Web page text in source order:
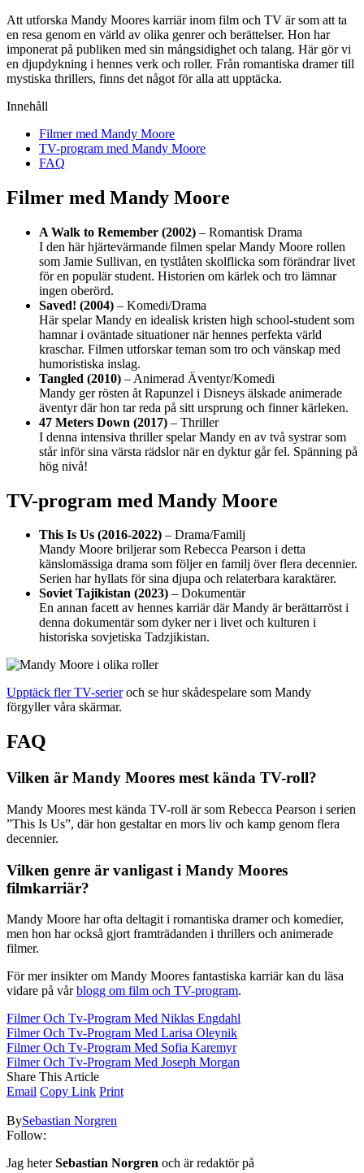
Att utforska Mandy Moores karriär inom film och TV är som att ta
en resa genom en värld av olika genrer och berättelser. Hon har
imponerat på publiken med sin mångsidighet och talang. Här gör vi
en djupdykning i hennes verk och roller. Från romantiska dramer till
mystiska thrillers, finns det något för alla att upptäcka.
Innehåll
Filmer med Mandy Moore
TV-program med Mandy Moore
FAQ
Filmer med Mandy Moore
A Walk to Remember (2002) – Romantisk Drama
I den här hjärtevärmande filmen spelar Mandy Moore rollen
som Jamie Sullivan, en tystlåten skolflicka som förändrar livet
för en populär student. Historien om kärlek och tro lämnar
ingen oberörd.
Saved! (2004) – Komedi/Drama
Här spelar Mandy en idealisk kristen high school-student som
hamnar i oväntade situationer när hennes perfekta värld
kraschar. Filmen utforskar teman som tro och vänskap med
humoristiska inslag.
Tangled (2010) – Animerad Äventyr/Komedi
Mandy ger rösten åt Rapunzel i Disneys älskade animerade
äventyr där hon tar reda på sitt ursprung och finner kärleken.
47 Meters Down (2017) – Thriller
I denna intensiva thriller spelar Mandy en av två systrar som
står inför sina värsta rädslor när en dyktur går fel. Spänning på
hög nivå!
TV-program med Mandy Moore
This Is Us (2016-2022) – Drama/Familj
Mandy Moore briljerar som Rebecca Pearson i detta
känslomässiga drama som följer en familj över flera decennier.
Serien har hyllats för sina djupa och relaterbara karaktärer.
Soviet Tajikistan (2023) – Dokumentär
En annan facett av hennes karriär där Mandy är berättarröst i
denna dokumentär som dyker ner i livet och kulturen i
historiska sovjetiska Tadzjikistan.
Upptäck fler TV-serieroch se hur skådespelare som Mandy
förgyller våra skärmar.
FAQ
Vilken är Mandy Moores mest kända TV-roll?
Mandy Moores mest kända TV-roll är som Rebecca Pearson i serien
”This Is Us”, där hon gestaltar en mors liv och kamp genom flera
decennier.
Vilken genre är vanligast i Mandy Moores
filmkarriär?
Mandy Moore har ofta deltagit i romantiska dramer och komedier,
men hon har också gjort framträdanden i thrillers och animerade
filmer.
För mer insikter om Mandy Moores fantastiska karriär kan du läsa
vidare på vårblogg om film och TV-program.
Filmer Och Tv-Program Med Niklas Engdahl
Filmer Och Tv-Program Med Larisa Oleynik
Filmer Och Tv-Program Med Sofia Karemyr
Filmer Och Tv-Program Med Joseph Morgan
Share This Article
Email Copy Link Print
BySebastian Norgren
Follow:
Jag heterSebastian Norgren och är redaktör på